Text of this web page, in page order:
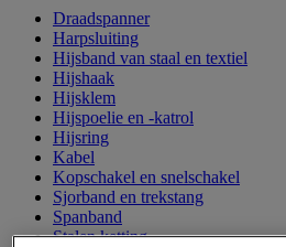
Draadspanner
Harpsluiting
Hijsband van staal en textiel
Hijshaak
Hijsklem
Hijspoelie en -katrol
Hijsring
Kabel
Kopschakel en snelschakel
Sjorband en trekstang
Spanband
Stalen ketting